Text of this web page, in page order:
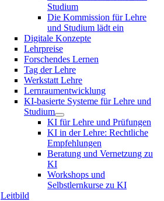
Studium
Die Kommission für Lehre
und Studium lädt ein
Digitale Konzepte
Lehrpreise
Forschendes Lernen
Tag der Lehre
Werkstatt Lehre
Lernraumentwicklung
KI-basierte Systeme für Lehre und
Studium
KI für Lehre und Prüfungen
KI in der Lehre: Rechtliche
Empfehlungen
Beratung und Vernetzung zu
KI
Workshops und
Selbstlernkurse zu KI
Leitbild